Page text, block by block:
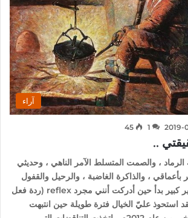
آراء
2019-
1
45
..
الرماد ، والصمت المتسلط الآمر الناهي ، وحديثي
بأعماقي ، والذاكرة الغاضبة ، والرحيل والقفول
،كل ذلك جزء من تغيير كبير بدأ حين أدركت أنني مجرد reflex (ردة فعل
استحوذ عليّ الخيال فترة طويلة حين انتبهت